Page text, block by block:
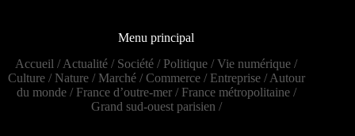
Menu principal
Accueil /Actualité / Société / Politique /Vie numérique /
Culture/ Nature/ Marché/Commerce/ Entreprise/Autour
du monde/ France d’outre-mer/ France métropolitaine/
Grand sud-ouest parisien /